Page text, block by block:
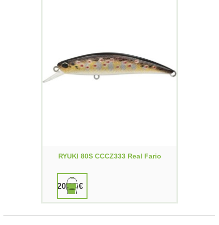
RYUKI 80S CCCZ333 Real Fario
20,00 €